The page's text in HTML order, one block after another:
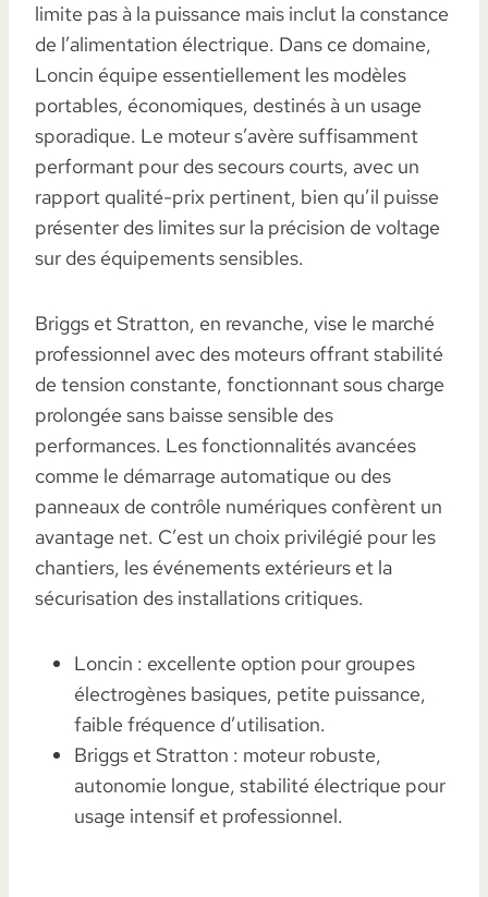
limite pas à la puissance mais inclut la constance
de l’alimentation électrique. Dans ce domaine,
Loncin équipe essentiellement les modèles
portables, économiques, destinés à un usage
sporadique. Le moteur s’avère suffisamment
performant pour des secours courts, avec un
rapport qualité-prix pertinent, bien qu’il puisse
présenter des limites sur la précision de voltage
sur des équipements sensibles.
Briggs et Stratton, en revanche, vise le marché
professionnel avec des moteurs offrant stabilité
de tension constante, fonctionnant sous charge
prolongée sans baisse sensible des
performances. Les fonctionnalités avancées
comme le démarrage automatique ou des
panneaux de contrôle numériques confèrent un
avantage net. C’est un choix privilégié pour les
chantiers, les événements extérieurs et la
sécurisation des installations critiques.
Loncin : excellente option pour groupes
électrogènes basiques, petite puissance,
faible fréquence d’utilisation.
Briggs et Stratton : moteur robuste,
autonomie longue, stabilité électrique pour
usage intensif et professionnel.